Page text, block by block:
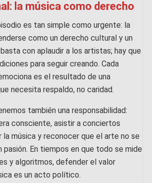
la música como derecho
es tan simple como urgente: la
como un derecho cultural y un
con aplaudir a los artistas; hay que
para seguir creando. Cada
es el resultado de una
necesita respaldo, no caridad.
también una responsabilidad:
consciente, asistir a conciertos
la música y reconocer que el arte no se
En tiempos en que todo se mide
y algoritmos, defender el valor
es un acto político.